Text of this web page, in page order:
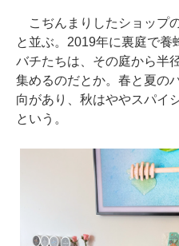
こぢんまりしたショップ
と並ぶ。2019年に裏庭で養
バチたちは、その庭から半
集めるのだとか。春と夏の
向があり、秋はややスパイ
という。